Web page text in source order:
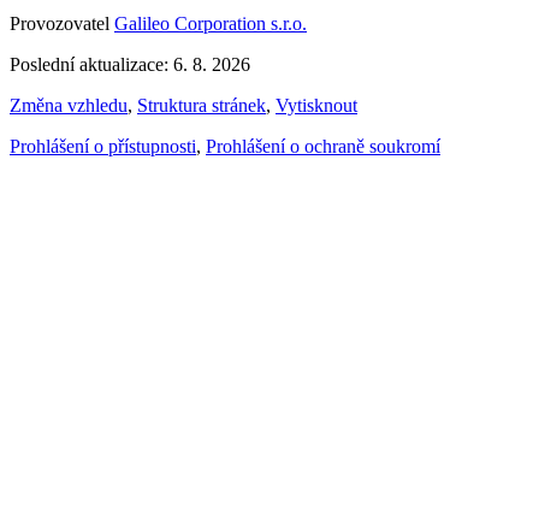
Provozovatel Galileo Corporation s.r.o.
Poslední aktualizace: 6. 8. 2026
Změna vzhledu, Struktura stránek, Vytisknout
Prohlášení o přístupnosti, Prohlášení o ochraně soukromí